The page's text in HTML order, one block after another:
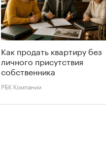
Как продать квартиру без
личного присутствия
собственника
РБК Компании